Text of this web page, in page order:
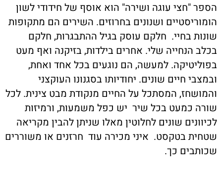
הספר "חצי עוגה ושירה" הוא אוסף של חידודי לשון
הומוריסטיים ושנונים בחרוזים. השירים הם מתקופות
שונות בחיי. חלקם עוסק בגיל ההתבגרות, חלקם
בכלב הנחייה שלי. אחרים בילדות, בזיקנה ואף מעט
בפוליטיקה. למעשה, הם נוגעים בכל אחד ואחת,
ובמצבי חיים שונים. יחודיותו בסגנונו העוקצני
והמושחז, המסתכל על החיים מנקודת מבט צינית. לכל
שורה כמעט בכל שיר יש כפל משמעות, ורמיזות
לכיוונים שונים לחלוטין מאלו שניתן להבין מקריאה
שטחית בטקסט. איני מכירה עוד חרזנים או משוררים
שכותבים כך.